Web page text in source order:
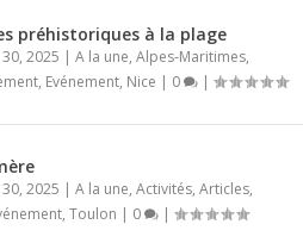
préhistoriques à la plage
30, 2025 |A la une,Alpes-Maritimes,
, Evénement, Nice | 0 |
30, 2025 |A la une,Activités,Articles,
,Toulon | 0 |